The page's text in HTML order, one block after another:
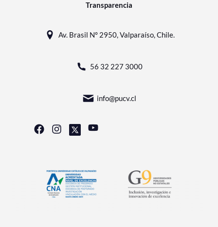
Transparencia
Av. Brasil N° 2950, Valparaíso, Chile.
56 32 227 3000
info@pucv.cl